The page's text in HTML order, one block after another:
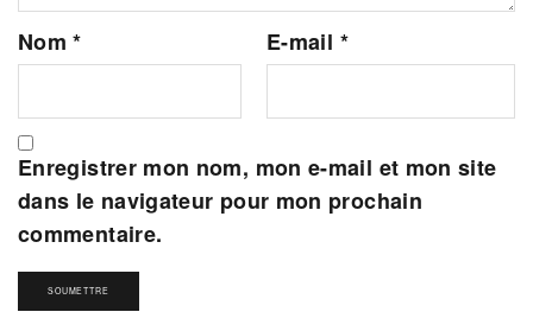
Nom* E-mail *
Enregistrer mon nom, mon e-mail et mon site
dans le navigateur pour mon prochain
commentaire.